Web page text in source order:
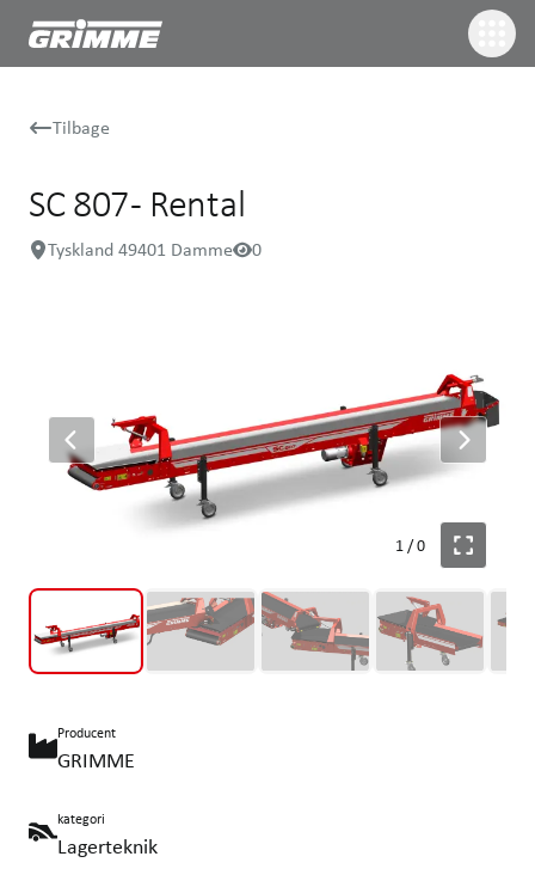
Tilbage
SC 807 - Rental
Tyskland 49401 Damme 0
1/0
Producent
GRIMME
kategori
Lagerteknik